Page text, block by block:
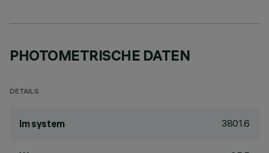
PHOTOMETRISCHE DATEN
DETAILS
lm system 3801.6